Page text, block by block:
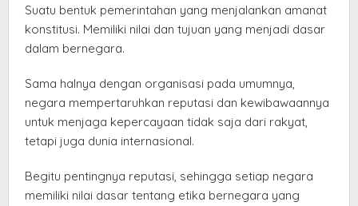
Suatu bentuk pemerintahan yang menjalankan amanat
konstitusi. Memiliki nilai dan tujuan yang menjadi dasar
dalam bernegara.
Sama halnya dengan organisasi pada umumnya,
negara mempertaruhkan reputasi dan kewibawaannya
untuk menjaga kepercayaan tidak saja dari rakyat,
tetapi juga dunia internasional.
Begitu pentingnya reputasi, sehingga setiap negara
memiliki nilai dasar tentang etika bernegara yang